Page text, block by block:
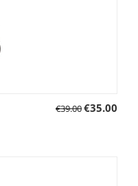
€39.00€35.00